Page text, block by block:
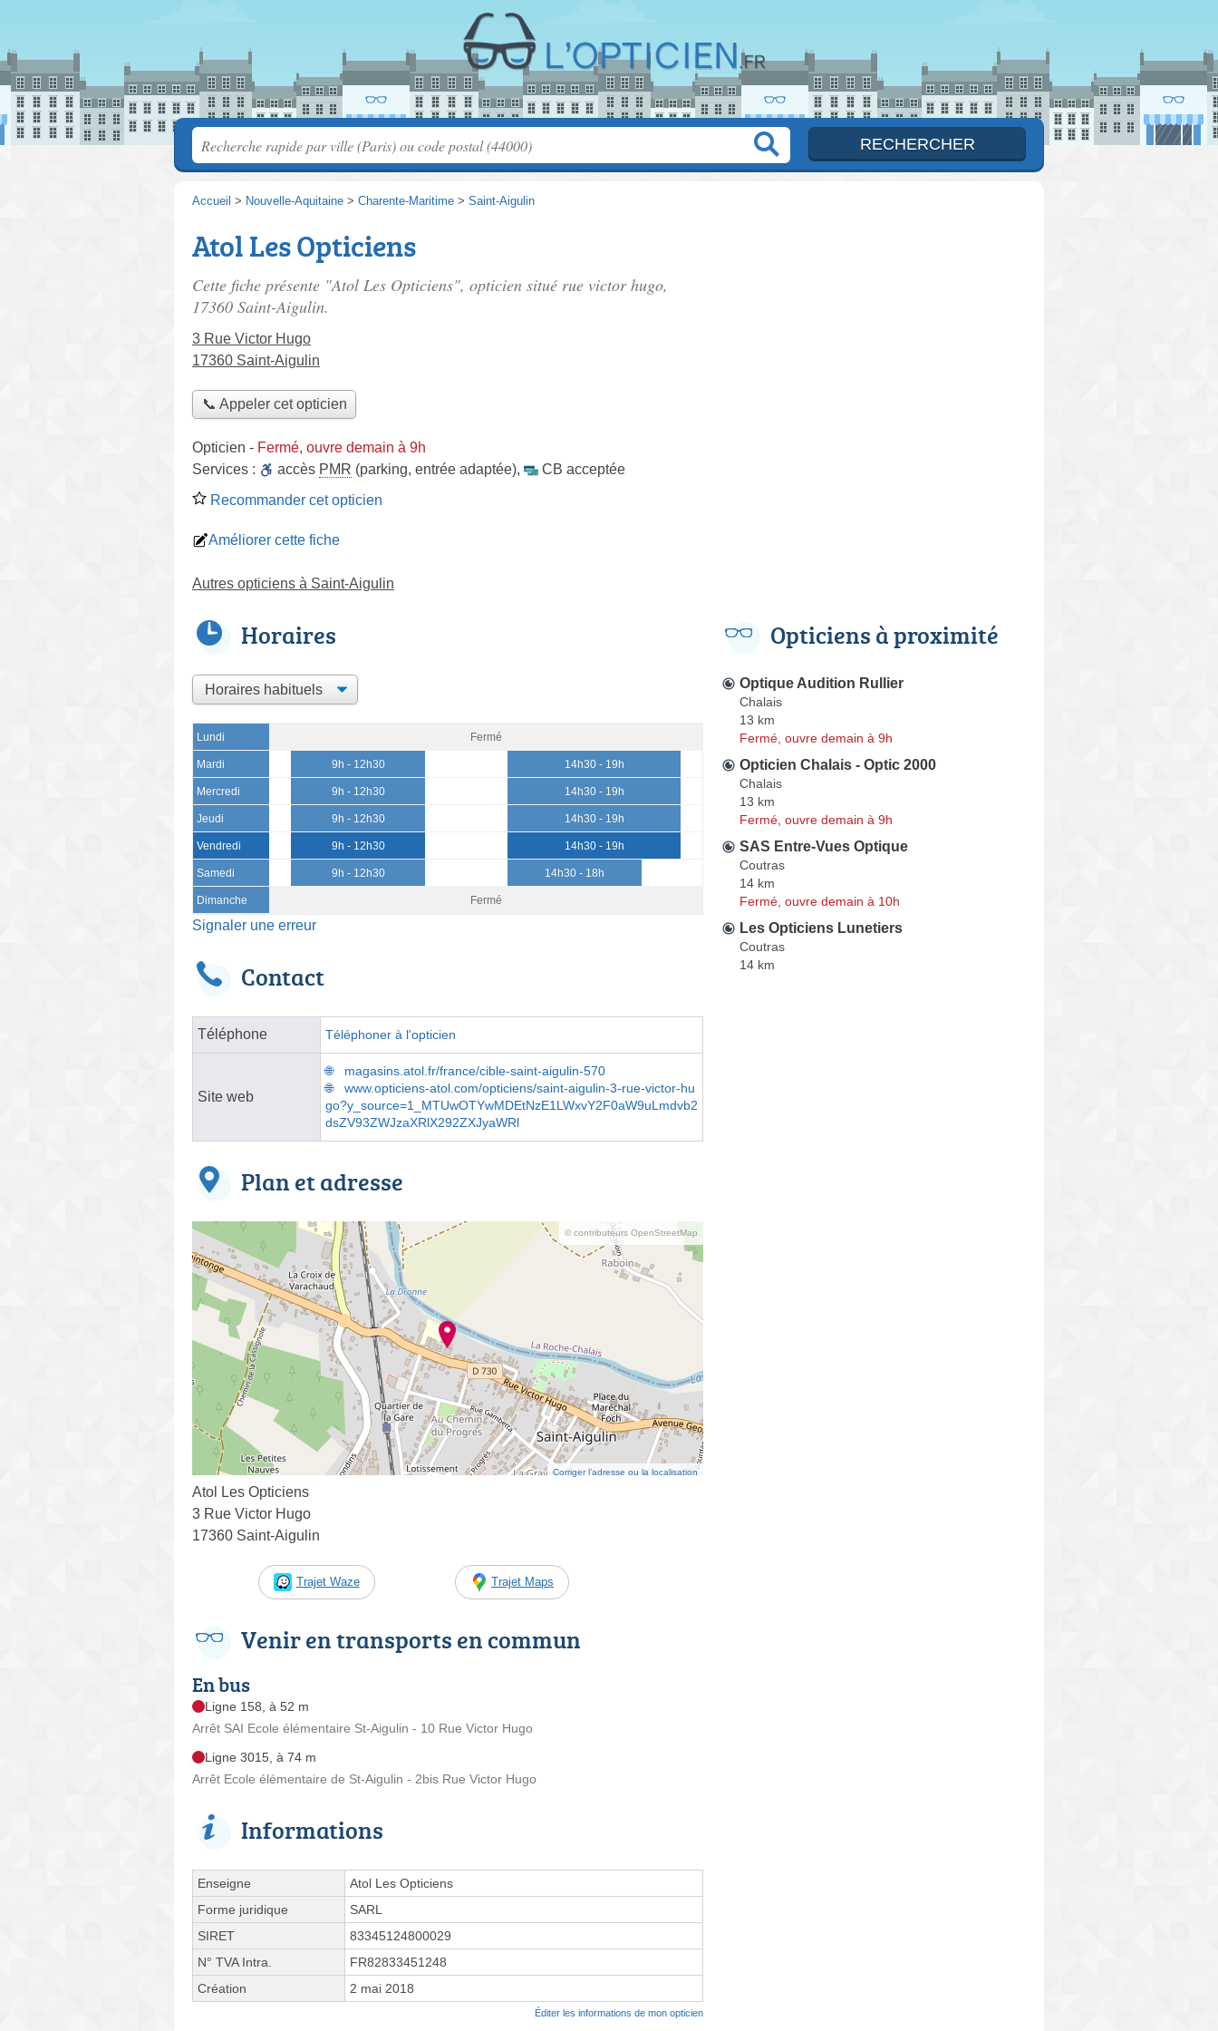
Accueil > Nouvelle-Aquitaine > Charente-Maritime > Saint-Aigulin
Atol Les Opticiens
Cette fiche présente "Atol Les Opticiens", opticien situé rue victor hugo,
17360 Saint-Aigulin.
3 Rue Victor Hugo
17360 Saint-Aigulin
📞 Appeler cet opticien
Opticien - Fermé, ouvre demain à 9h
Services :
accès PMR (parking, entrée adaptée),
CB acceptée
Recommander cet opticien
Améliorer cette fiche
Autres opticiens à Saint-Aigulin
Horaires
Lundi Fermé
Mardi 9h - 12h30 14h30 - 19h
Mercredi 9h - 12h30 14h30 - 19h
Jeudi 9h - 12h30 14h30 - 19h
Vendredi 9h - 12h30 14h30 - 19h
Samedi 9h - 12h30 14h30 - 18h
Dimanche Fermé
Signaler une erreur
Contact
Téléphone Téléphoner à l'opticien
Site web
magasins.atol.fr/france/cible-saint-aigulin-570
www.opticiens-atol.com/opticiens/saint-aigulin-3-rue-victor-hu
go?y_source=1_MTUwOTYwMDEtNzE1LWxvY2F0aW9uLmdvb2
dsZV93ZWJzaXRlX292ZXJyaWRl
Plan et adresse
© contributeurs OpenStreetMap
Corriger l’adresse ou la localisation
Atol Les Opticiens
3 Rue Victor Hugo
17360 Saint-Aigulin
Trajet Waze Trajet Maps
Venir en transports en commun
En bus
Ligne 158, à 52 m
Arrêt SAI Ecole élémentaire St-Aigulin - 10 Rue Victor Hugo
Ligne 3015, à 74 m
Arrêt Ecole élémentaire de St-Aigulin - 2bis Rue Victor Hugo
Informations
Enseigne
Atol Les Opticiens
Forme juridique
SARL
SIRET
83345124800029
N° TVA Intra.
FR82833451248
Création
2 mai 2018
Éditer les informations de mon opticien
Opticiens à proximité
Optique Audition Rullier
Chalais
13 km
Fermé, ouvre demain à 9h
Opticien Chalais - Optic 2000
Chalais
13 km
Fermé, ouvre demain à 9h
SAS Entre-Vues Optique
Coutras
14 km
Fermé, ouvre demain à 10h
Les Opticiens Lunetiers
Coutras
14 km